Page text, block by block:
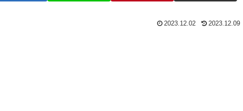
2023.12.02 2023.12.09